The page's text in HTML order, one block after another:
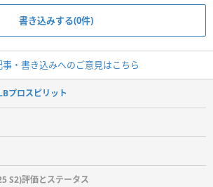
書き込みする(0件)
事・書き込みへのご意見はこちら
プロスピリット
S2)評価とステータス